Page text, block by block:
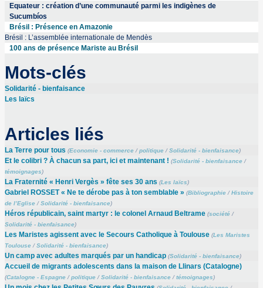
Equateur : création d’une communauté parmi les indigènes de
Sucumbíos
Brésil : Présence en Amazonie
Brésil : L’assemblée internationale de Mendès
100 ans de présence Mariste au Brésil
Mots-clés
Solidarité - bienfaisance
Les laïcs
Articles liés
La Terre pour tous (Economie - commerce/politique/Solidarité - bienfaisance)
Et le colibri ? À chacun sa part, ici et maintenant ! (Solidarité - bienfaisance/
témoignages)
La Fraternité « Henri Vergès » fête ses 30 ans (Les laïcs)
Gabriel ROSSET « Ne te dérobe pas à ton semblable » (Bibliographie/Histoire
de l’Eglise/Solidarité - bienfaisance)
Héros républicain, saint martyr : le colonel Arnaud Beltrame (société/
Solidarité - bienfaisance)
Les Maristes agissent avec le Secours Catholique à Toulouse (Les Maristes
Toulouse/Solidarité - bienfaisance)
Un camp avec adultes marqués par un handicap (Solidarité - bienfaisance)
Accueil de migrants adolescents dans la maison de Llinars (Catalogne)
(Catalogne - Espagne/politique/Solidarité - bienfaisance/témoignages)